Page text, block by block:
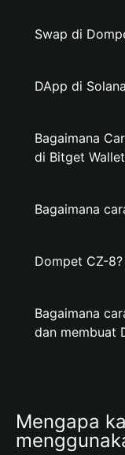
Swap di
DApp di Solana
Bagaimana
di Bitget
Bagaimana
Dompet CZ-
Bagaimana
dan membuat
Mengapa